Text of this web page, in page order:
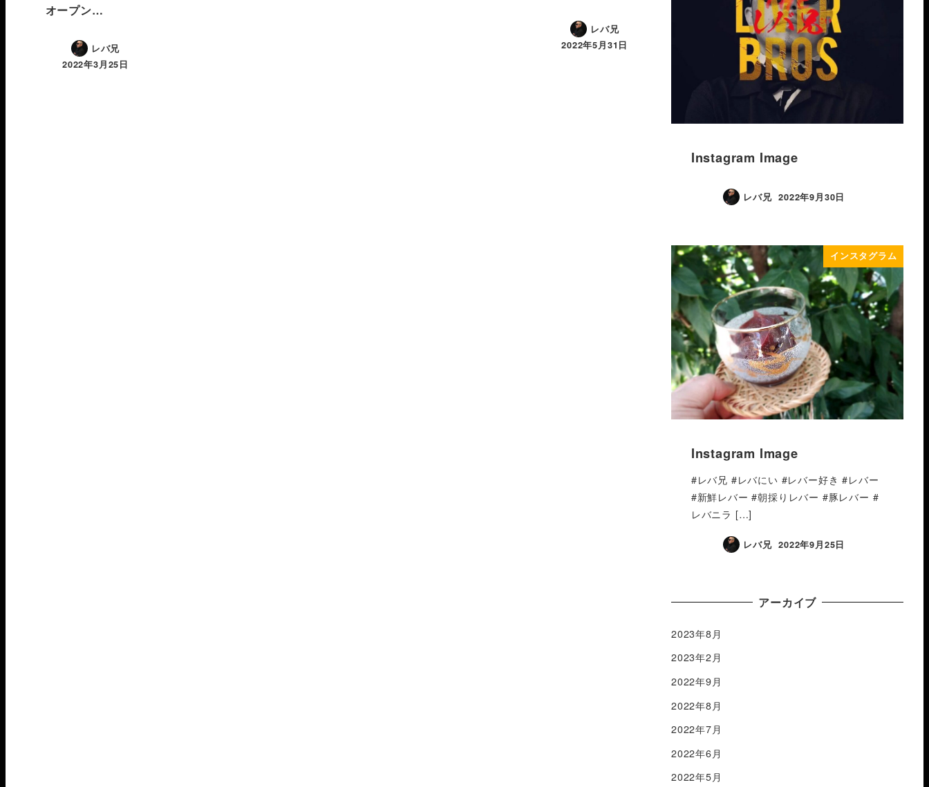
オープン…
レバ兄
2022年3月25日
レバ兄
2022年5月31日
Instagram Image
レバ兄 2022年9月30日
インスタグラム
Instagram Image
#レバ兄 #レバにい #レバー好き #レバー
#新鮮レバー #朝採りレバー #豚レバー #
レバニラ […]
レバ兄 2022年9月25日
アーカイブ
2023年8月
2023年2月
2022年9月
2022年8月
2022年7月
2022年6月
2022年5月